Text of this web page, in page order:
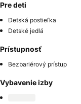
Pre deti
Detská postieľka
Detské jedlá
Prístupnosť
Bezbariérový prístup
Vybavenie izby